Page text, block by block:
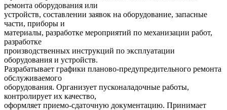
ремонта оборудования или
устройств, составлении заявок на оборудование, запасные
части, приборы и
материалы, разработке мероприятий по механизации работ,
разработке
производственных инструкций по эксплуатации
оборудования и устройств.
Разрабатывает графики планово-предупредительного ремонта
обслуживаемого
оборудования. Организует пусконаладочные работы,
контролирует их качество,
оформляет приемо-сдаточную документацию. Принимает